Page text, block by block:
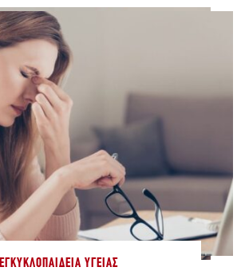
ΕΓΚΥΚΛΟΠΑΊΔΕΙΑ ΥΓΕΊΑΣ